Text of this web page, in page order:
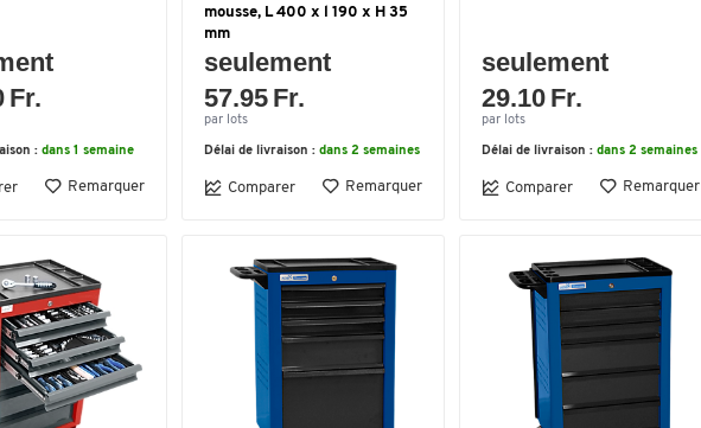
Fr.
: dans 1 semaine
Remarquer
mousse, L 400 x l 190 x H 35
mm
seulement
57.95 Fr.
par lots
Délai de livraison : dans 2 semaines
Comparer Remarquer
seulement
29.10 Fr.
par lots
Délai de livraison : dans 2 semaines
Comparer Remarquer